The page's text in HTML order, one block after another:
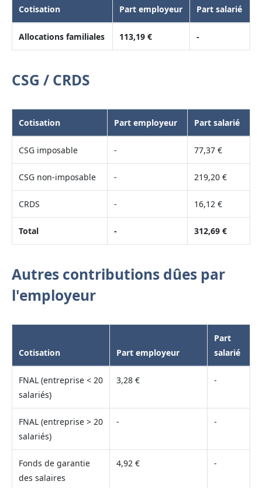
Cotisation Part employeur Part salarié
Allocations familiales 113,19 € -
CSG / CRDS
Cotisation Part employeur Part salarié
CSG imposable - 77,37 €
CSG non-imposable - 219,20 €
CRDS - 16,12 €
Total - 312,69 €
Autres contributions dûes par
l'employeur
Cotisation Part employeur
Part
salarié
FNAL (entreprise < 20
salariés)
3,28 € -
FNAL (entreprise > 20
salariés)
- -
Fonds de garantie
des salaires
4,92 € -